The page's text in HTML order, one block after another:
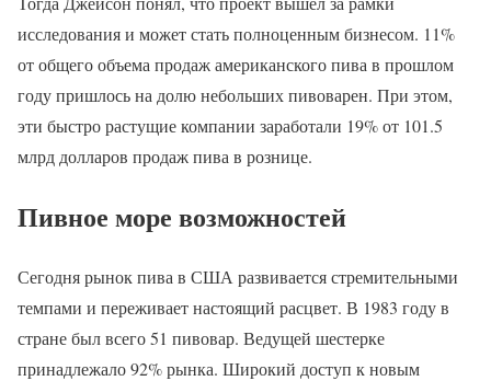
исследования и может стать полноценным бизнесом. 11%
от общего объема продаж американского пива в прошлом
году пришлось на долю небольших пивоварен. При этом,
эти быстро растущие компании заработали 19% от 101.5
млрд долларов продаж пива в рознице.
Пивное море возможностей
Сегодня рынок пива в США развивается стремительными
темпами и переживает настоящий расцвет. В 1983 году в
стране был всего 51 пивовар. Ведущей шестерке
принадлежало 92% рынка. Широкий доступ к новым